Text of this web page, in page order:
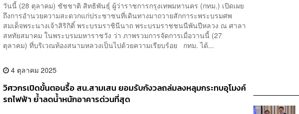
วันนี้ (28 ตุลาคม) ชัชชาติ สิทธิพันธุ์ ผู้ว่าราชการกรุงเทพมหานคร (กทม.) เปิดเผย
ถึงการอำนวยความสะดวกแก่ประชาชนที่เดินทางมาถวายสักการะพระบรมศพ
สมเด็จพระนางเจ้าสิริกิติ์ พระบรมราชินีนาถ พระบรมราชชนนีพันปีหลวง ณ ศาลา
สหทัยสมาคม ในพระบรมมหาราชวัง ว่า ภาพรวมการจัดการเมื่อวานนี้ (27
ตุลาคม) ที่บริเวณท้องสนามหลวงเป็นไปด้วยความเรียบร้อย กทม. ได้...
4 ตุลาคม 2025
วิศวกรเปิดขั้นตอนรื้อ สน.สามเสน ยอมรับกังวลถล่มลงหลุมกระทบอุโมงค์
รถไฟฟ้า ย้ำลดน้ำหนักอาคารด่วนที่สุด